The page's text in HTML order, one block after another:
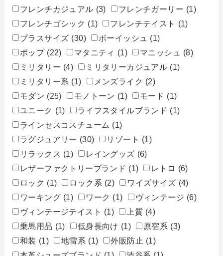
フレンチカジュアル (3) フレンチガーリー (1)
フレンチゴシック (1) フレンチテイスト
(1)
プラスサイズ (30) ボーイッシュ
(1)
ポップ (22) マタニティ (1) マニッシュ
(8)
ミリタリー (4) ミリタリーカジュアル (1)
ミリタリー系 (1) メンズライク (2)
モダン (25) モノトーン (1) モード (1)
ユニーク (1) ライフスタイルブランド (1)
ラインセスコスチューム (1)
ラグジュアリー (30) リゾート (1)
リラックス (1) レイングッズ (6)
レザーファクトリーブランド (1) レトロ (6)
ロック (1) ロック系 (2) ワイズサイズ (4)
ワーキング (1) ワーク (1) ヴィンテージ (6)
ヴィンテージテイスト (1) 上質 (4)
乗馬用品 (1) 低身長向け (1) 原宿系 (3)
和装 (1) 地雷系 (1) 外販防止 (1)